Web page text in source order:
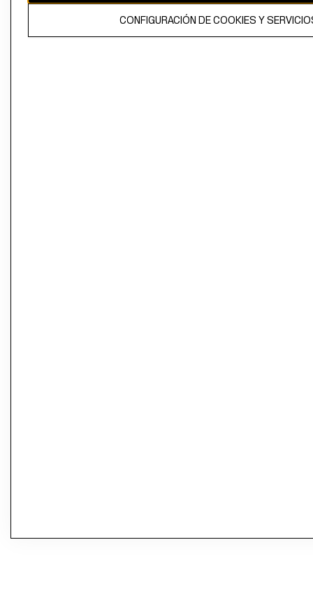
El contenido de esta página web está protegido por copyright y es
propiedad de H&M Hennes & Mauritz AB
CONFIGURACIÓN DE COOKIES Y